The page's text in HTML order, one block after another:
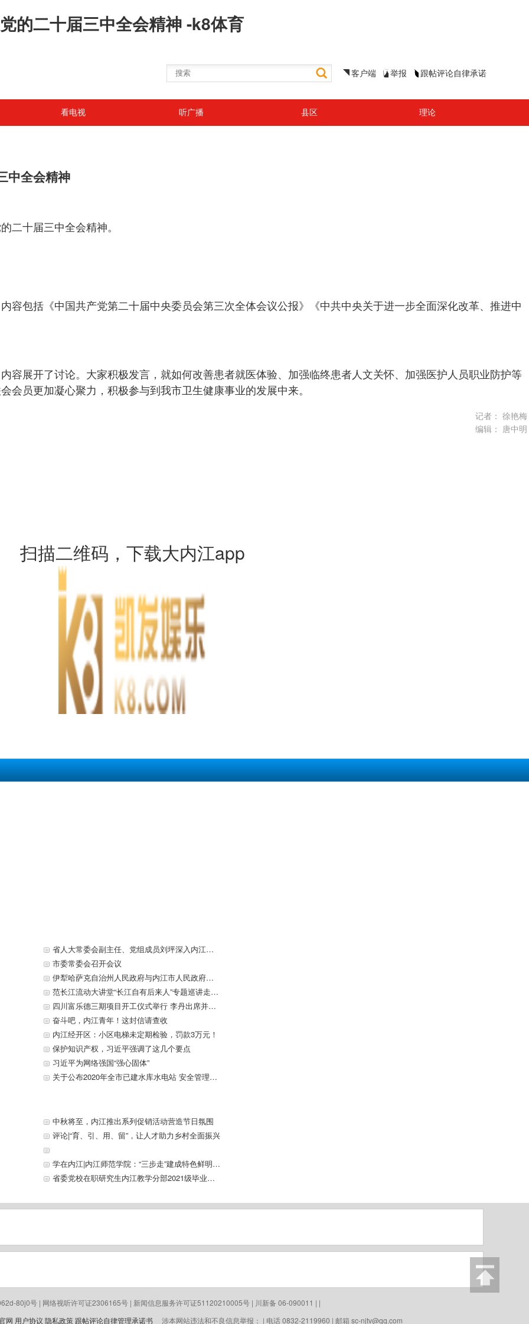
的二十届三中全会精神 -k8体育
客户端 举报 跟帖评论自律承诺
看电视 听广播 县区 理论
中全会精神
二十届三中全会精神。
容包括《中国共产党第二十届中央委员会第三次全体会议公报》《中共中央关于进一步全面深化改革、推进中
容展开了讨论。大家积极发言，就如何改善患者就医体验、加强临终患者人文关怀、加强医护人员职业防护等
员更加凝心聚力，积极参与到我市卫生健康事业的发展中来。
记者： 徐艳梅
编辑： 唐中明
扫描二维码，下载大内江app
省人大常委会副主任、党组成员刘坪深入内江开展执法检查
市委常委会召开会议
伊犁哈萨克自治州人民政府与内江市人民政府签署战略合作框架协议
范长江流动大讲堂“长江自有后来人”专题巡讲走进东兴区
四川富乐德三期项目开工仪式举行 李丹出席并宣布开工 贺贤汉致辞
奋斗吧，内江青年！这封信请查收
内江经开区：小区电梯未定期检验，罚款3万元！
保护知识产权，习近平强调了这几个要点
习近平为网络强国“强心固体”
关于公布2020年全市已建水库水电站 安全管理和安全度汛责任人名单的通告
中秋将至，内江推出系列促销活动营造节日氛围
评论|“育、引、用、留”，让人才助力乡村全面振兴
学在内江|内江师范学院：“三步走”建成特色鲜明、优势突出的高水平师范大学
省委党校在职研究生内江教学分部2021级毕业典礼暨2024级开学典礼举行
80j0号 | 网络视听许可证2306165号 | 新闻信息服务许可证51120210005号 | 川新备 06-090011 | |
网 用户协议 隐私政策 跟帖评论自律管理承诺书涉本网站违法和不良信息举报： | 电话 0832-2119960 | 邮箱 sc-njtv@qq.com